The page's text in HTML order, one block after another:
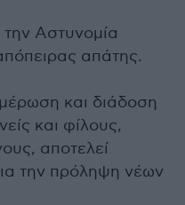
Αστυνομία
απάτης.
και διάδοση
και φίλους,
αποτελεί
την πρόληψη νέων